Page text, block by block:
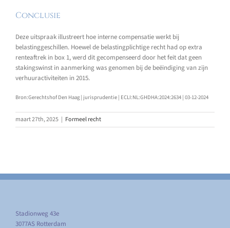
Conclusie
Deze uitspraak illustreert hoe interne compensatie werkt bij
belastinggeschillen. Hoewel de belastingplichtige recht had op extra
renteaftrek in box 1, werd dit gecompenseerd door het feit dat geen
stakingswinst in aanmerking was genomen bij de beëindiging van zijn
verhuuractiviteiten in 2015.
Bron:Gerechtshof Den Haag | jurisprudentie | ECLI:NL:GHDHA:2024:2634 | 03-12-2024
maart 27th, 2025 | Formeel recht
Stadionweg 43e
3077AS Rotterdam